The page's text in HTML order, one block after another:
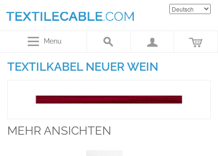
Menu
TEXTILKABEL NEUER WEIN
MEHR ANSICHTEN